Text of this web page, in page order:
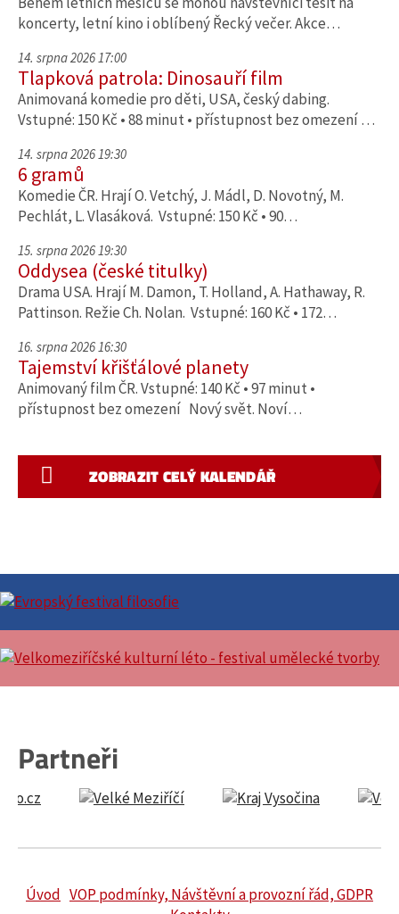
koncerty, letní kino i oblíbený Řecký večer. Akce…
14. srpna 2026 17:00
Tlapková patrola: Dinosauří film
Animovaná komedie pro děti, USA, český dabing.
Vstupné: 150 Kč • 88 minut • přístupnost bez omezení …
14. srpna 2026 19:30
6 gramů
Komedie ČR. Hrají O. Vetchý, J. Mádl, D. Novotný, M.
Pechlát, L. Vlasáková. Vstupné: 150 Kč • 90…
15. srpna 2026 19:30
Oddysea (české titulky)
Drama USA. Hrají M. Damon, T. Holland, A. Hathaway, R.
Pattinson. Režie Ch. Nolan. Vstupné: 160 Kč • 172…
16. srpna 2026 16:30
Tajemství křišťálové planety
Animovaný film ČR. Vstupné: 140 Kč • 97 minut •
přístupnost bez omezení Nový svět. Noví…
ZOBRAZIT CELÝ KALENDÁŘ
Partneři
Úvod VOP podmínky, Návštěvní a provozní řád, GDPR